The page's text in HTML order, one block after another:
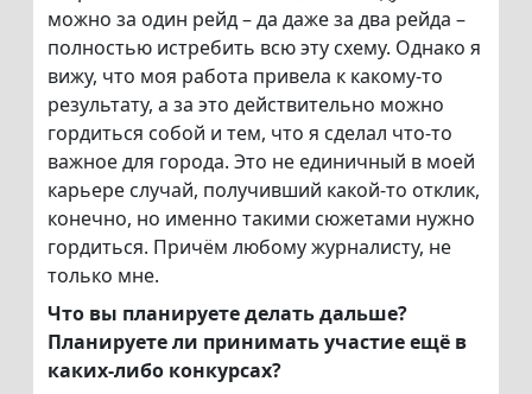
можно за один рейд – да даже за два рейда –
полностью истребить всю эту схему. Однако я
вижу, что моя работа привела к какому-то
результату, а за это действительно можно
гордиться собой и тем, что я сделал что-то
важное для города. Это не единичный в моей
карьере случай, получивший какой-то отклик,
конечно, но именно такими сюжетами нужно
гордиться. Причём любому журналисту, не
только мне.
Что вы планируете делать дальше?
Планируете ли принимать участие ещё в
каких-либо конкурсах?